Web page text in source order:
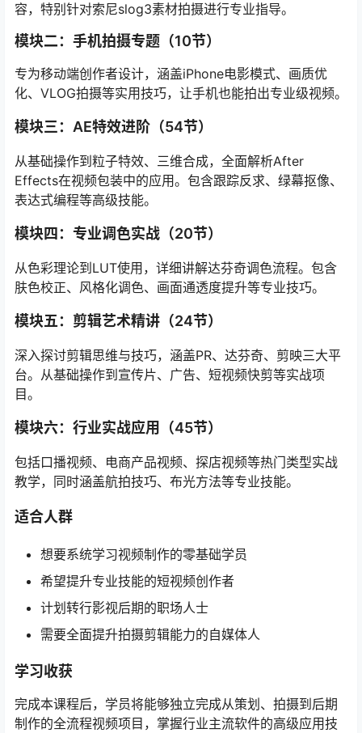
容，特别针对索尼slog3素材拍摄进行专业指导。
模块二：手机拍摄专题（10节）
专为移动端创作者设计，涵盖iPhone电影模式、画质优
化、VLOG拍摄等实用技巧，让手机也能拍出专业级视频。
模块三：AE特效进阶（54节）
从基础操作到粒子特效、三维合成，全面解析After
Effects在视频包装中的应用。包含跟踪反求、绿幕抠像、
表达式编程等高级技能。
模块四：专业调色实战（20节）
从色彩理论到LUT使用，详细讲解达芬奇调色流程。包含
肤色校正、风格化调色、画面通透度提升等专业技巧。
模块五：剪辑艺术精讲（24节）
深入探讨剪辑思维与技巧，涵盖PR、达芬奇、剪映三大平
台。从基础操作到宣传片、广告、短视频快剪等实战项
目。
模块六：行业实战应用（45节）
包括口播视频、电商产品视频、探店视频等热门类型实战
教学，同时涵盖航拍技巧、布光方法等专业技能。
适合人群
想要系统学习视频制作的零基础学员
希望提升专业技能的短视频创作者
计划转行影视后期的职场人士
需要全面提升拍摄剪辑能力的自媒体人
学习收获
完成本课程后，学员将能够独立完成从策划、拍摄到后期
制作的全流程视频项目，掌握行业主流软件的高级应用技